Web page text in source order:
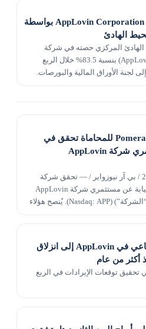
انخفض مركز أسهم AppLovin Corporation $APP بواسطة
الهادئ
المركزي حصته في شركة
AppLovin Corporation (Nasdaq: APP) بنسبة 83.5% خلال الربع
لجنة الأوراق المالية والبورصات.
تنبيه للمستثمر: شركة Pomerantz للمحاماة تحقق في
المطالبات نيابة عن مستثمري شركة AppLovin
نيويورك، 6 آب/أغسطس، 2026 / بي آر نيوزواير / — تحقق شركة
Pomerantz LLP في مطالبات نيابة عن مستثمري شركة AppLovin
Corporation (“AppLovin” أو “الشركة”) (Nasdaq: APP). يُنصح هؤلاء
أدت تعثرات الذكاء الاصطناعي في AppLovin إلى انزلاق
أكثر من عام
توقعات الإيرادات في الربع